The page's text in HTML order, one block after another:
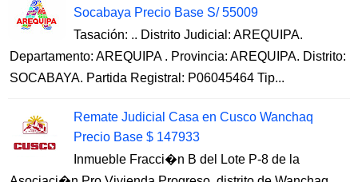
Socabaya Precio Base S/ 55009
Tasación: .. Distrito Judicial: AREQUIPA.
Departamento: AREQUIPA . Provincia: AREQUIPA. Distrito:
SOCABAYA. Partida Registral: P06045464 Tip...
Remate Judicial Casa en Cusco Wanchaq
Precio Base $ 147933
Inmueble Fracci�n B del Lote P-8 de la